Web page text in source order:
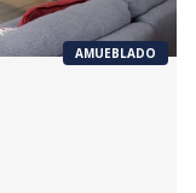
AMUEBLADO